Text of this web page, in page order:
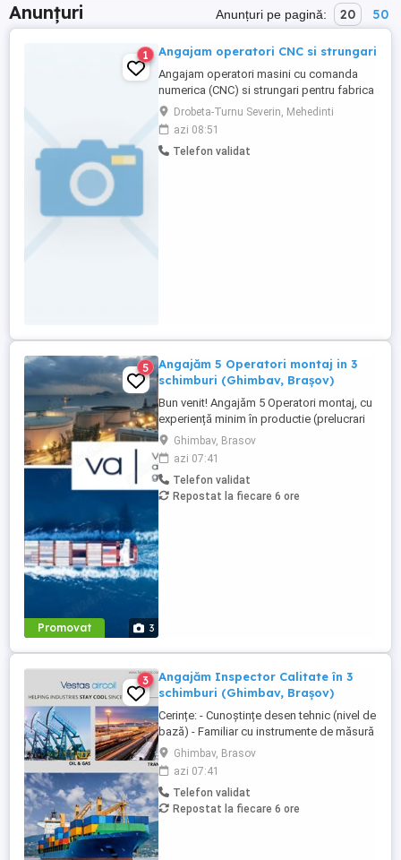
Anunțuri Anunțuri pe pagină: 20 50
1 Angajam operatori CNC si strungari
Angajam operatori masini cu comanda
numerica (CNC) si strungari pentru fabrica
mecanica din loc. Simian, jud Mehedinti,
pachet salarial cu bonuri de masa incluse,
transport pe raza localitatii decontat,
program de lucru de luni pana vineri. Puteti
Drobeta-Turnu Severin, Mehedinti
azi 08:51
Telefon validat
Promovat 3
5
Angajăm 5 Operatori montaj in 3
schimburi (Ghimbav, Brașov)
Bun venit! Angajăm 5 Operatori montaj, cu
experiență minim în productie (prelucrari
prin aschiere). Căutăm persoane serioase,
dornice să învețe și să muncească, se va
oferi instruire la locul de muncă. Program:
3 schimburi - schimbul 1: 06.45-14.30 -
schimbul 2: 14.30-22.30 - schimbul 3:
Ghimbav, Brasov
azi 07:41
Telefon validat
Repostat la fiecare 6 ore
3
Angajăm Inspector Calitate în 3
schimburi (Ghimbav, Brașov)
Cerințe: - Cunoștințe desen tehnic (nivel de
bază) - Familiar cu instrumente de măsură
și control (ex. șubler) - Limba engleză
(nivel incepator) - Cunoștințe operare PC
(email, Excel) - Abilități bune de lucru în
echipă, comunicare și atenție la detalii -
Disponibilitate pentru lucru în 3 schimburi
Ghimbav, Brasov
azi 07:41
Telefon validat
Repostat la fiecare 6 ore